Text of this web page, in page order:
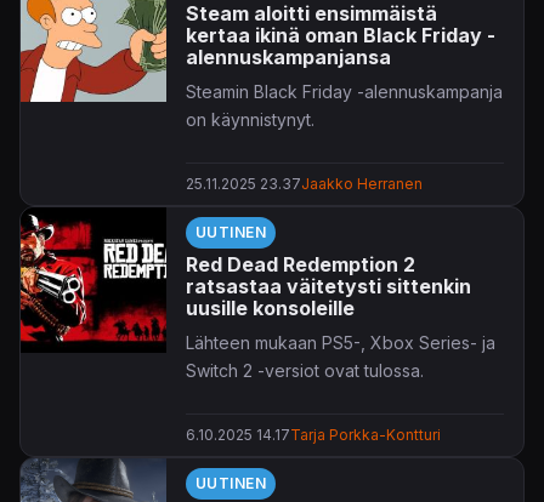
Steam aloitti ensimmäistä
kertaa ikinä oman Black Friday -
alennuskampanjansa
Steamin Black Friday -alennuskampanja
on käynnistynyt.
25.11.2025 23.37Jaakko Herranen
UUTINEN
Red Dead Redemption 2
ratsastaa väitetysti sittenkin
uusille konsoleille
Lähteen mukaan PS5-, Xbox Series- ja
Switch 2 -versiot ovat tulossa.
6.10.2025 14.17Tarja Porkka-Kontturi
UUTINEN